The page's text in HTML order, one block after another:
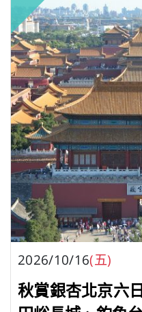
2026/10/16(五)
秋賞銀杏北京六